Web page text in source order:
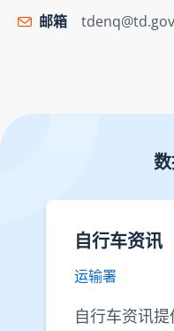
邮箱
自行车资讯
运输署
自行车资讯